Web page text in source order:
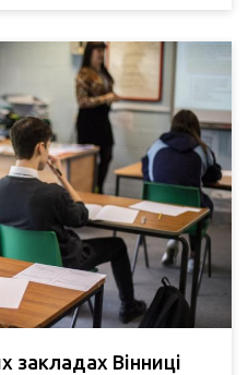
закладах Вінниці